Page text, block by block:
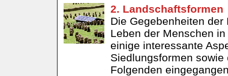
2. Landschaftsformen
Die Gegebenheiten
Leben der Menschen
einige interessante
Siedlungsformen
Folgenden